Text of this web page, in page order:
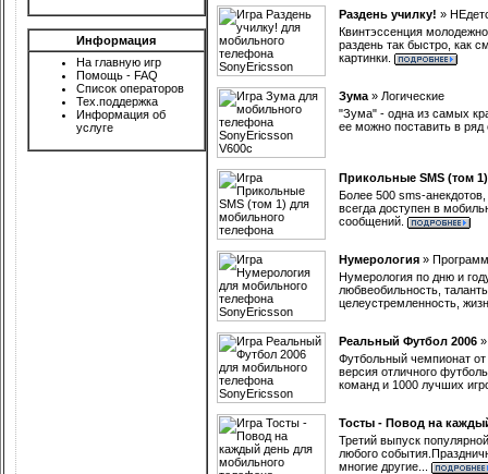
Информация
На главную игр
Помощь - FAQ
Список операторов
Тех.поддержка
Информация об
услуге
Раздень училку! »
Квинтэссенция
раздень так быстро, как
картинки.
Зума » Логические
"Зума" - одна из самых
ее можно поставить в
Прикольные SMS (том 1)
Более 500 sms-
всегда доступен в
сообщений.
Нумерология »
Нумерология по дню и
любвеобильность,
целеустремленность,
Реальный Футбол 2006
Футбольный чемпионат
версия отличного
команд и 1000 лучших
Тосты - Повод на
Третий выпуск
любого
многие другие...